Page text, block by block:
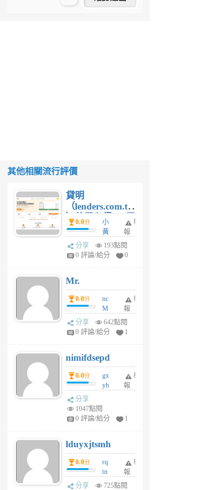
其他相關流行評價
貸明
（lenders.com.tw
）使用心得 — 民
間貸款比較平台
體驗
0.0分
小
黃
蜂
1
舉
報
分享
193點閱
0 評論/給分
0
Mr.
0.0分
nc
M
U
F
U
5
個
月
舉
報
分享
642點閱
0 評論/給分
1
nimifdsepd
0.0分
gx
yh
jl
月
前
舉
報
分享
1047點閱
0 評論/給分
1
lduyxjtsmh
0.0分
rq
tn
jt
舉
報
分享
725點閱